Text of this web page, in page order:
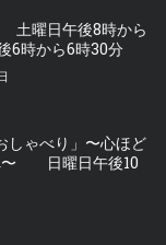
土曜日午後8時から
時から6時30分
しゃべり」〜心ほど
〜 日曜日午後10